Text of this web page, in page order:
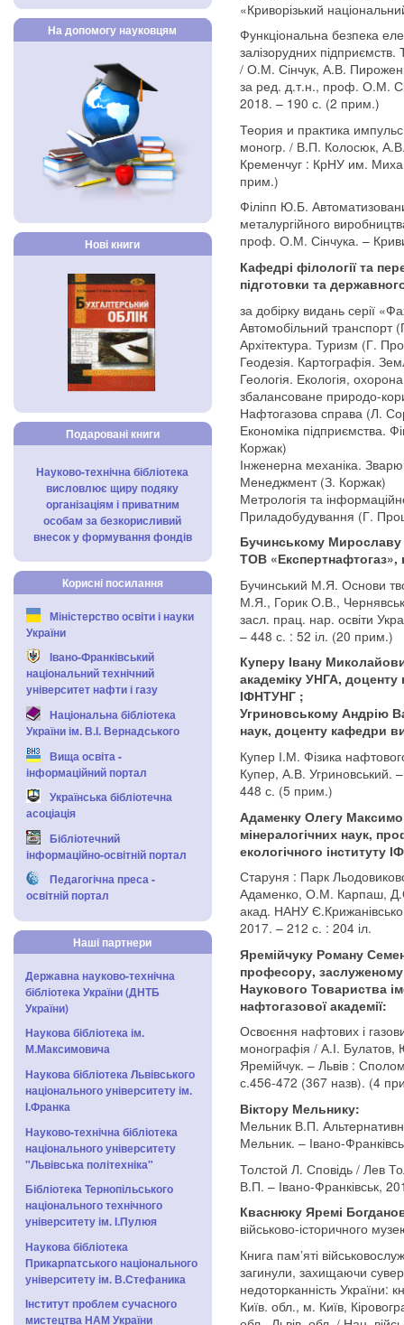
На допомогу науковцям
Нові книги
Подаровані книги
Науково-технічна бібліотека
висловлює щиру подяку
організаціям і приватним
особам за безкорисливий
внесок у формування фондів
Корисні посилання
Міністерство освіти і науки
України
Івано-Франківський
національний технічний
університет нафти і газу
Національна бібліотека
України ім. В.І. Вернадського
Вища освіта -
інформаційний портал
Українська бібліотечна
асоціація
Бібліотечний
інформаційно-освітній портал
Педагогічна преса -
освітній портал
Наші партнери
Державна науково-технічна
бібліотека України (ДНТБ
України)
Наукова бібліотека ім.
М.Максимовича
Наукова бібліотека Львівського
національного університету ім.
І.Франка
Науково-технічна бібліотека
національного університету
"Львівська політехніка"
Бібліотека Тернопільського
національного технічного
університету ім. І.Пулюя
Наукова бібліотека
Прикарпатського національного
університету ім. В.Стефаника
Інститут проблем сучасного
мистецтва НАМ України
«Криворізький
Функціональна безпека
залізорудних підприємств.
/ О.М. Сінчук, А.В.
за ред. д.т.н., проф. О.М.
2018. – 190 с. (2 прим.)
Теория и практика
моногр. / В.П. Колосюк,
Кременчуг : КрНУ им.
прим.)
Філіпп Ю.Б.
металургійного
проф. О.М. Сінчука. –
Кафедрі філології та
підготовки та
за добірку видань серії
Автомобільний транспорт
Архітектура. Туризм (Г.
Геодезія. Картографія.
Геологія. Екологія,
збалансоване природо-
Нафтогазова справа (Л.
Економіка підприємства.
Коржак)
Інженерна механіка.
Менеджмент (З. Коржак)
Метрологія та
Приладобудування (Г.
Бучинському
ТОВ
Бучинський М.Я. Основи
М.Я., Горик О.В.,
засл. прац. нар. освіти
– 448 с. : 52 іл. (20 прим.)
Куперу Івану
академіку УНГА,
ІФНТУНГ ;
Угриновському Андрію
наук, доценту кафедри
Купер І.М. Фізика
Купер, А.В. Угриновський.
448 с. (5 прим.)
Адаменку Олегу
мінералогічних наук,
екологічного інституту
Старуня : Парк
Адаменко, О.М. Карпаш,
акад. НАНУ
2017. – 212 с. : 204 іл.
Яремійчуку Роману
професору, заслуженому
Наукового Товариства
нафтогазової академії:
Освоєння нафтових і
монографія / А.І.
Яремійчук. – Львів :
с.456-472 (367 назв). (4
Віктору Мельнику:
Мельник В.П.
Мельник. – Івано-
Толстой Л. Сповідь / Лев
В.П. – Івано-Франківськ,
Кваснюку Яремі
військово-історичного
Книга пам’яті
загинули, захищаючи
недоторканність України:
Київ. обл., м. Київ,